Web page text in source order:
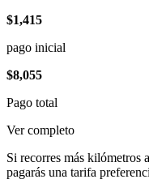
$1,415
pago inicial
$8,055
Pago total
Ver completo
Si recorres más kilómetros
pagarás una tarifa